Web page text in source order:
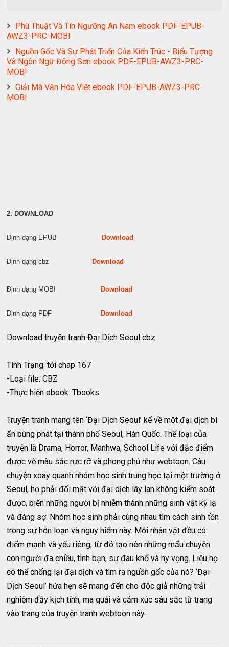
Phù Thuật Và Tín Ngưỡng An Nam ebook PDF-EPUB-
AWZ3-PRC-MOBI
Nguồn Gốc Và Sự Phát Triển Của Kiến Trúc - Biểu Tượng
Và Ngôn Ngữ Đông Sơn ebook PDF-EPUB-AWZ3-PRC-
MOBI
Giải Mã Văn Hóa Việt ebook PDF-EPUB-AWZ3-PRC-
MOBI
2. DOWNLOAD
Định dạng EPUBDownload
Định dạng cbzDownload
Định dạng MOBIDownload
Định dạng PDFDownload
Download truyện tranh Đại Dịch Seoul cbz
Tình Trạng: tới chap 167
-Loại file: CBZ
-Thực hiện ebook: Tbooks
Truyện tranh mang tên ‘Đại Dịch Seoul’ kể về một đại dịch bí
ẩn bùng phát tại thành phố Seoul, Hàn Quốc. Thể loại của
truyện là Drama, Horror, Manhwa, School Life với đặc điểm
được vẽ màu sắc rực rỡ và phong phú như webtoon. Câu
chuyện xoay quanh nhóm học sinh trung học tại một trường ở
Seoul, họ phải đối mặt với đại dịch lây lan không kiểm soát
được, biến những người bị nhiễm thành những sinh vật kỳ lạ
và đáng sợ. Nhóm học sinh phải cùng nhau tìm cách sinh tồn
trong sự hỗn loạn và nguy hiểm này. Mỗi nhân vật đều có
điểm mạnh và yếu riêng, từ đó tạo nên những mẩu chuyện
con người đa chiều, tình bạn, sự đau khổ và hy vọng. Liệu họ
có thể chống lại đại dịch và tìm ra nguồn gốc của nó? ‘Đại
Dịch Seoul’ hứa hẹn sẽ mang đến cho độc giả những trải
nghiệm đầy kịch tính, ma quái và cảm xúc sâu sắc từ trang
vào trang của truyện tranh webtoon này.